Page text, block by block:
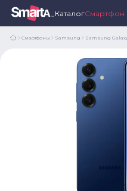
КаталогСмартфон
Смартфоны Samsung Samsung Galaxy